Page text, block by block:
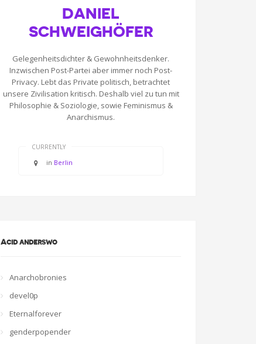
DANIEL
SCHWEIGHÖFER
Gelegenheitsdichter & Gewohnheitsdenker.
Inzwischen Post-Partei aber immer noch Post-
Privacy. Lebt das Private politisch, betrachtet
unsere Zivilisation kritisch. Deshalb viel zu tun mit
Philosophie & Soziologie, sowie Feminismus &
Anarchismus.
CURRENTLY
in Berlin
Acid anderswo
Anarchobronies
devel0p
Eternalforever
genderpopender